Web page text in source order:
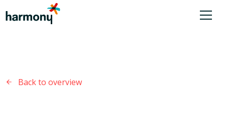
Back to overview